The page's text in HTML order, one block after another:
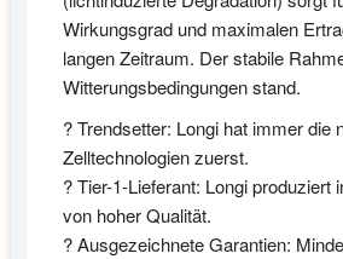
Wirkungsgrad und maximalen
langen Zeitraum. Der stabile
Witterungsbedingungen stand.
? Trendsetter: Longi hat immer die
Zelltechnologien zuerst.
? Tier-1-Lieferant: Longi produziert
von hoher Qualität.
? Ausgezeichnete Garantien: